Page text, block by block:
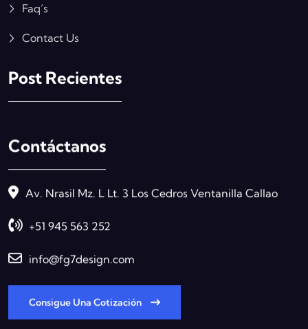
Faq’s
Contact Us
Post Recientes
Contáctanos
Av. Nrasil Mz. L Lt. 3 Los Cedros Ventanilla Callao
+51 945 563 252
info@fg7design.com
Consigue Una Cotización